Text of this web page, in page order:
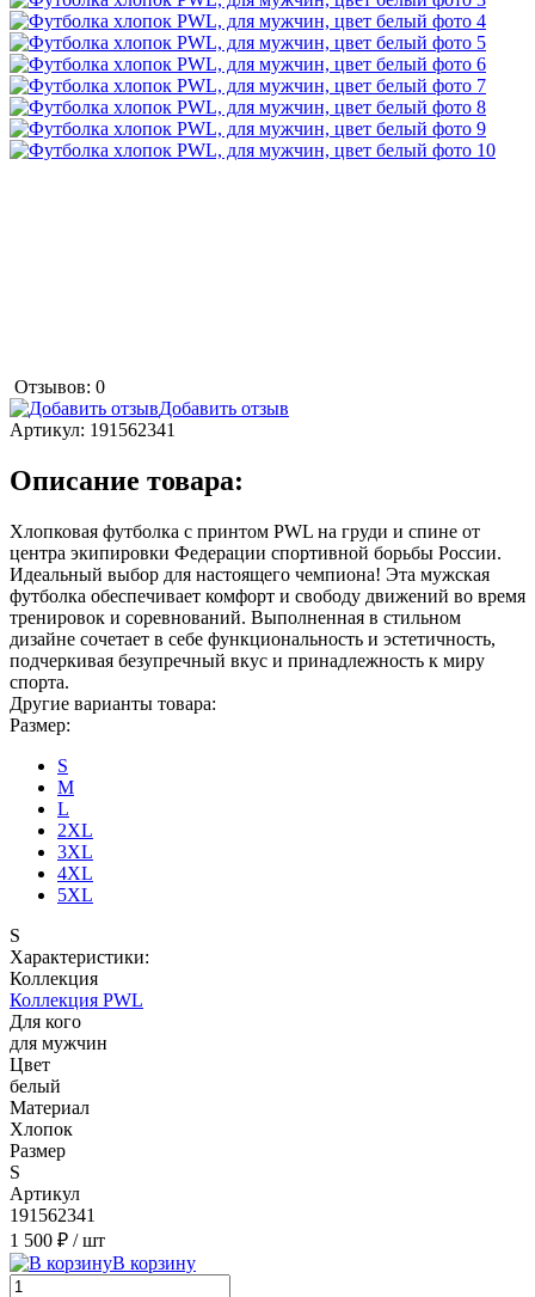
Отзывов: 0
Добавить отзыв
Артикул: 191562341
Описание товара:
Хлопковая футболка с принтом PWL на груди и спине от
центра экипировки Федерации спортивной борьбы России.
Идеальный выбор для настоящего чемпиона! Эта мужская
футболка обеспечивает комфорт и свободу движений во время
тренировок и соревнований. Выполненная в стильном
дизайне сочетает в себе функциональность и эстетичность,
подчеркивая безупречный вкус и принадлежность к миру
спорта.
Другие варианты товара:
Размер:
S
M
L
2XL
3XL
4XL
5XL
S
Характеристики:
Коллекция
Коллекция PWL
Для кого
для мужчин
Цвет
белый
Материал
Хлопок
Размер
S
Артикул
191562341
1 500 ₽ / шт
В корзину